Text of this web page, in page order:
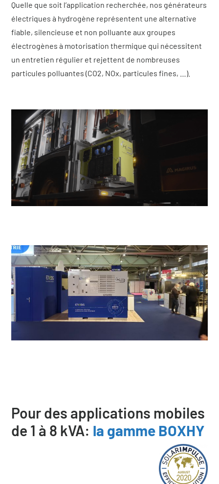
Quelle que soit l’application recherchée, nos générateurs
électriques à hydrogène représentent une alternative
fiable, silencieuse et non polluante aux groupes
électrogènes à motorisation thermique qui nécessitent
un entretien régulier et rejettent de nombreuses
particules polluantes (CO2, NOx, particules fines, …).
Pour des applications mobiles
de 1 à 8 kVA: la gamme BOXHY